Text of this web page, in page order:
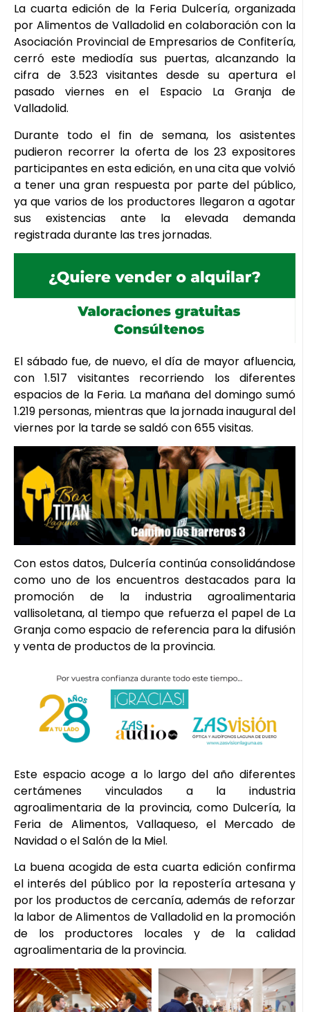
La cuarta edición de la Feria Dulcería, organizada
por Alimentos de Valladolid en colaboración con la
Asociación Provincial de Empresarios de Confitería,
cerró este mediodía sus puertas, alcanzando la
cifra de 3.523 visitantes desde su apertura el
pasado viernes en el Espacio La Granja de
Valladolid.
Durante todo el fin de semana, los asistentes
pudieron recorrer la oferta de los 23 expositores
participantes en esta edición, en una cita que volvió
a tener una gran respuesta por parte del público,
ya que varios de los productores llegaron a agotar
sus existencias ante la elevada demanda
registrada durante las tres jornadas.
El sábado fue, de nuevo, el día de mayor afluencia,
con 1.517 visitantes recorriendo los diferentes
espacios de la Feria. La mañana del domingo sumó
1.219 personas, mientras que la jornada inaugural del
viernes por la tarde se saldó con 655 visitas.
Con estos datos, Dulcería continúa consolidándose
como uno de los encuentros destacados para la
promoción de la industria agroalimentaria
vallisoletana, al tiempo que refuerza el papel de La
Granja como espacio de referencia para la difusión
y venta de productos de la provincia.
Este espacio acoge a lo largo del año diferentes
certámenes vinculados a la industria
agroalimentaria de la provincia, como Dulcería, la
Feria de Alimentos, Vallaqueso, el Mercado de
Navidad o el Salón de la Miel.
La buena acogida de esta cuarta edición confirma
el interés del público por la repostería artesana y
por los productos de cercanía, además de reforzar
la labor de Alimentos de Valladolid en la promoción
de los productores locales y de la calidad
agroalimentaria de la provincia.